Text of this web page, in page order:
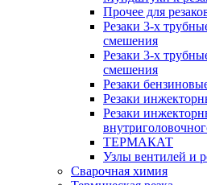
Прочее для
Резаки 3-х
смешения
Резаки 3-х
смешения
Резаки
Резаки
Резаки
ТЕРМАКАТ
Узлы вентилей и
Сварочная химия